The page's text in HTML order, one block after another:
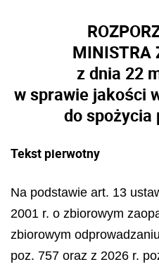
MINISTRA
z dnia 22
w sprawie jakości
do spożycia
Tekst pierwotny
Na podstawie art. 13
2001 r. o zbiorowym
zbiorowym
poz. 757 oraz z 2026 r.